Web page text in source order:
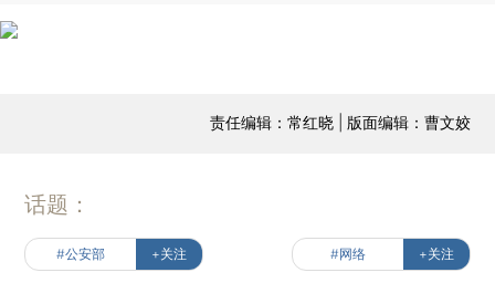
责任编辑：常红晓 | 版面编辑：曹文姣
话题：
#公安部 +关注 #网络 +关注